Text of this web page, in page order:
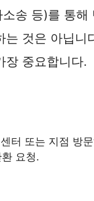
송 등)를 통
것은 아닙
장 중요합니다.
터 또는 지점 방
요청.